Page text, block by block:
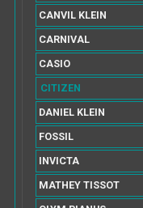
CANVIL KLEIN
CARNIVAL
CASIO
CITIZEN
DANIEL KLEIN
FOSSIL
INVICTA
MATHEY TISSOT